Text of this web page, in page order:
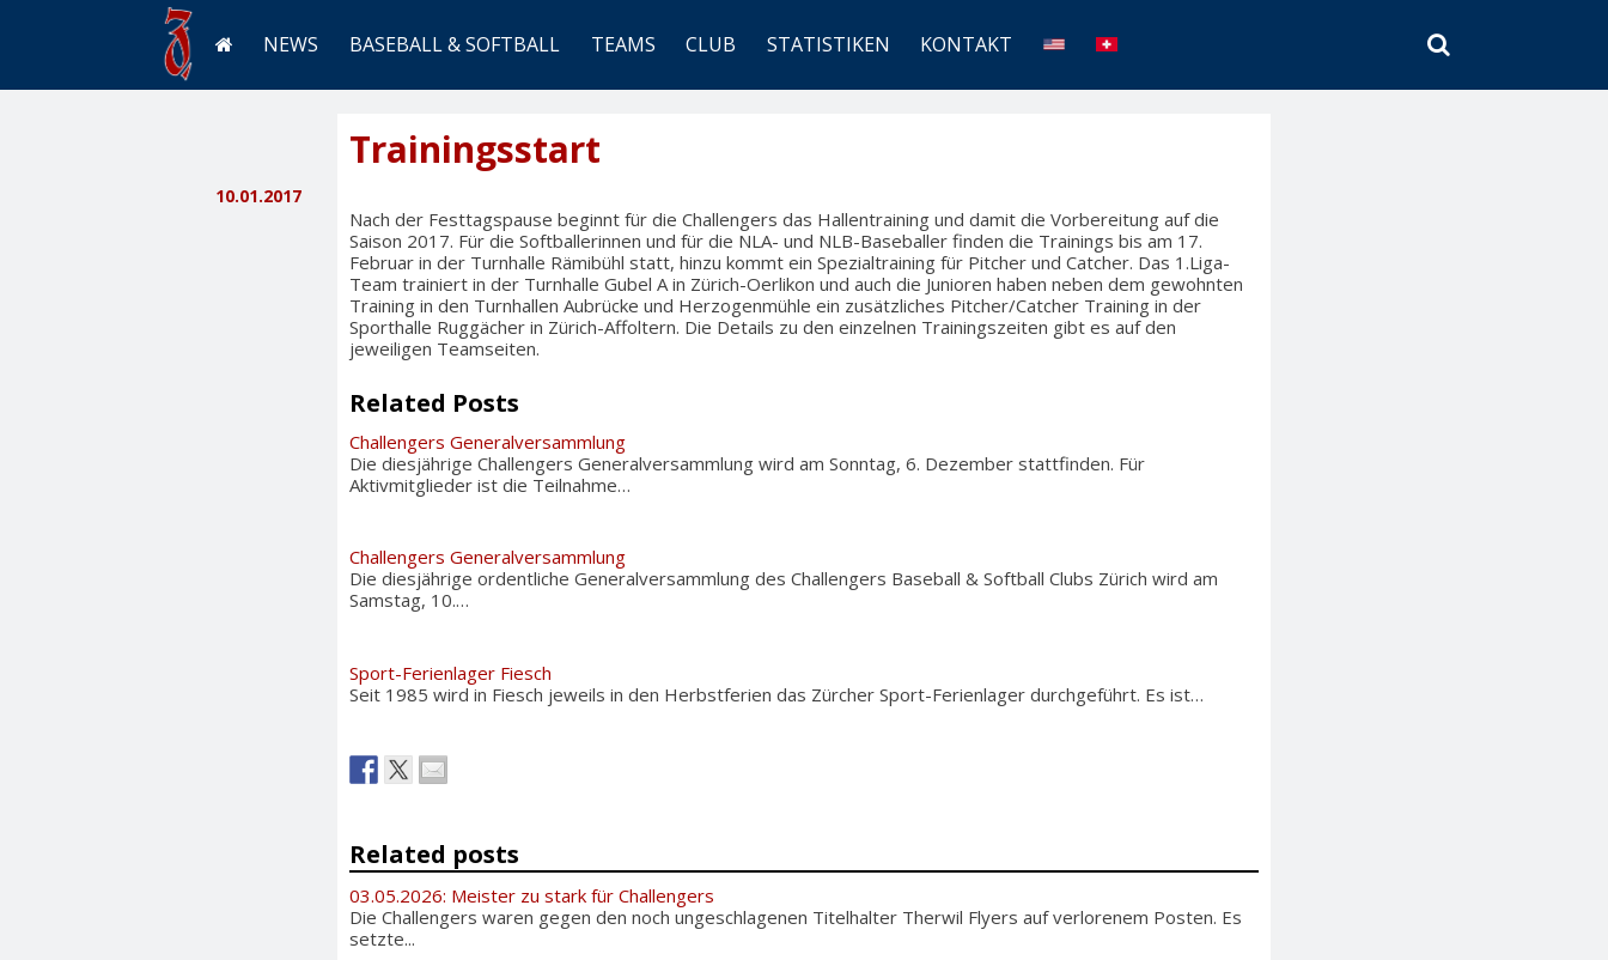
NEWS BASEBALL & SOFTBALL TEAMS CLUB STATISTIKEN KONTAKT
SEARCH
Trainingsstart
10.01.2017
Nach der Festtagspause beginnt für die Challengers das Hallentraining und damit die Vorbereitung auf die
Saison 2017. Für die Softballerinnen und für die NLA- und NLB-Baseballer finden die Trainings bis am 17.
Februar in der Turnhalle Rämibühl statt, hinzu kommt ein Spezialtraining für Pitcher und Catcher. Das 1.Liga-
Team trainiert in der Turnhalle Gubel A in Zürich-Oerlikon und auch die Junioren haben neben dem gewohnten
Training in den Turnhallen Aubrücke und Herzogenmühle ein zusätzliches Pitcher/Catcher Training in der
Sporthalle Ruggächer in Zürich-Affoltern. Die Details zu den einzelnen Trainingszeiten gibt es auf den
jeweiligen Teamseiten.
Related Posts
Challengers Generalversammlung
Die diesjährige Challengers Generalversammlung wird am Sonntag, 6. Dezember stattfinden. Für
Aktivmitglieder ist die Teilnahme…
Challengers Generalversammlung
Die diesjährige ordentliche Generalversammlung des Challengers Baseball & Softball Clubs Zürich wird am
Samstag, 10.…
Sport-Ferienlager Fiesch
Seit 1985 wird in Fiesch jeweils in den Herbstferien das Zürcher Sport-Ferienlager durchgeführt. Es ist…
Related posts
03.05.2026: Meister zu stark für Challengers
Die Challengers waren gegen den noch ungeschlagenen Titelhalter Therwil Flyers auf verlorenem Posten. Es
setzte...